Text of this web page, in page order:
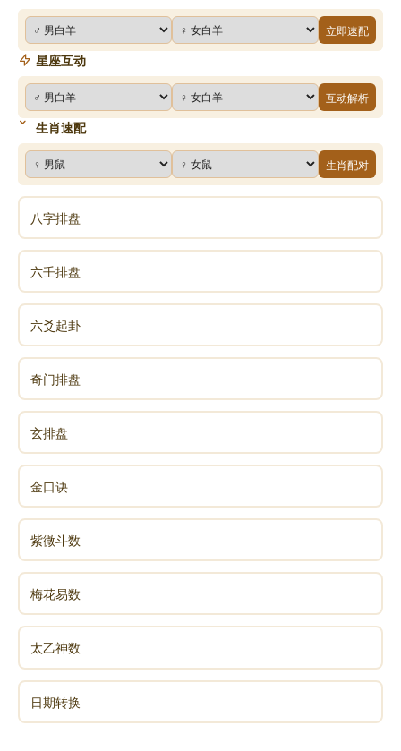
本卦前五爻爻辞应皆记王亥之故事。
《殷商六百年》（天地出版社）第48—49页
《传》解
李白在《春夜宴桃李园序》曰：“天地者，万物之逆
旅。”其实在历史的长河中，人人皆如过客一样暂时寄寓
于一时一地，所以《旅》卦至上九就有“鸟焚其巢”之
象，其象喻小则为旅行之所失，喻大则实为人生之终
极。范仲淹对此卦有很好的论述：“夫旅人之志，卑则自
辱，高则见嫉；能执其中，可谓智矣。是故初‘琐琐’而
四‘不快’者，以其据二体之下，卑以自辱者也；三‘焚
次’而上‘焚巢’者，以其据二体之上，高而见嫉者也；
二‘怀资’而五‘誉命’，柔而不失其中者也。”
卦辞
旅。小亨，旅贞吉。
旅卦，艮下离上。二、五皆以阴居中，阴为小，故
谓之小，以柔居中，故曰“小亨”；《旅》唯二、三爻得
正，二当位居正，故曰“贞吉”。
彖
《彖》曰：“旅小亨”，柔得中乎外，而顺乎刚，止
而丽乎明，是以“小亨旅贞吉”也。旅之时义大矣哉！
立即速配
星座互动
互动解析
生肖速配
生肖配对
八字排盘
六壬排盘
六爻起卦
奇门排盘
玄排盘
金口诀
紫微斗数
梅花易数
太乙神数
日期转换